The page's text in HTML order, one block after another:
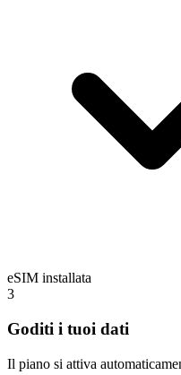
eSIM installata
3
Goditi i tuoi dati
Il piano si attiva